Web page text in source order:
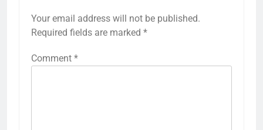
Your email address will not be published.
Required fields are marked *
Comment *